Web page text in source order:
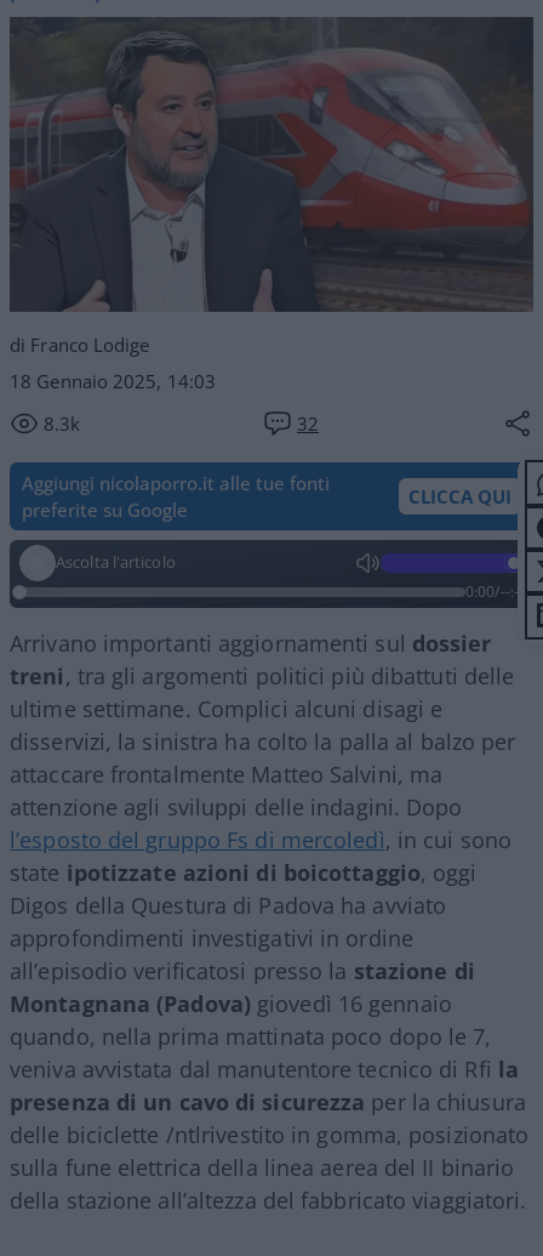
di Franco Lodige
18 Gennaio 2025, 14:03
8.3k
32
Aggiungi nicolaporro.it alle tue fonti
preferite su Google
CLICCA QUI
Ascolta l'articolo
0:00/--:--
Arrivano importanti aggiornamenti sul dossier
treni, tra gli argomenti politici più dibattuti delle
ultime settimane. Complici alcuni disagi e
disservizi, la sinistra ha colto la palla al balzo per
attaccare frontalmente Matteo Salvini, ma
attenzione agli sviluppi delle indagini. Dopo
l’esposto del gruppo Fs di mercoledì, in cui sono
state ipotizzate azioni di boicottaggio, oggi
Digos della Questura di Padova ha avviato
approfondimenti investigativi in ordine
all’episodio verificatosi presso la stazione di
Montagnana (Padova) giovedì 16 gennaio
quando, nella prima mattinata poco dopo le 7,
veniva avvistata dal manutentore tecnico di Rfi la
presenza di un cavo di sicurezza per la chiusura
delle biciclette /ntlrivestito in gomma, posizionato
sulla fune elettrica della linea aerea del II binario
della stazione all’altezza del fabbricato viaggiatori.